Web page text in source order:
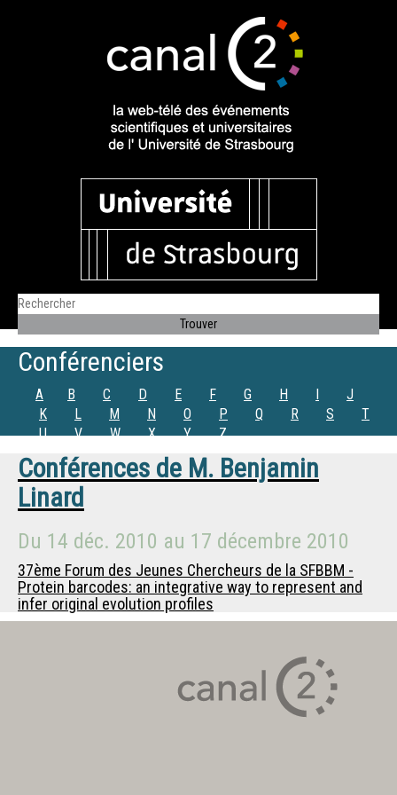
Conférenciers
A B C D E F G H I
J
K
L M N O P Q R S
T
U
V W X Y Z
Conférences de M. Benjamin
Linard
Du 14 déc. 2010 au 17 décembre 2010
37ème Forum des Jeunes Chercheurs de la SFBBM -
Protein barcodes: an integrative way to represent and
infer original evolution profiles